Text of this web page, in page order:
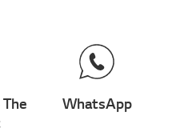
WhatsApp